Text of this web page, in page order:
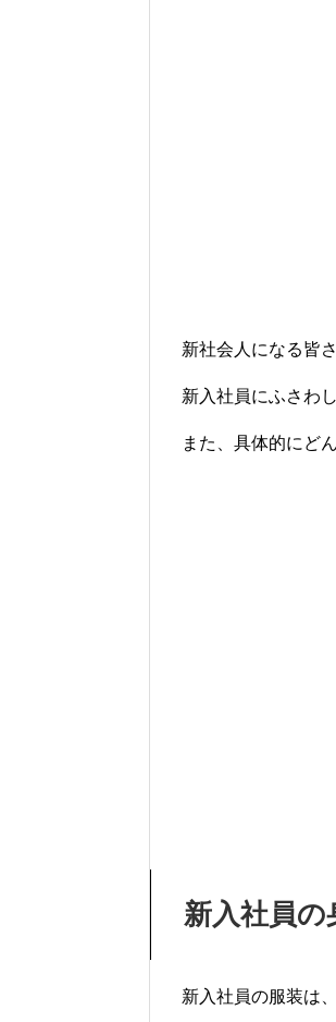
新社会人になる皆
新入社員にふさわ
また、具体的にど
新入社員
新入社員の服装は